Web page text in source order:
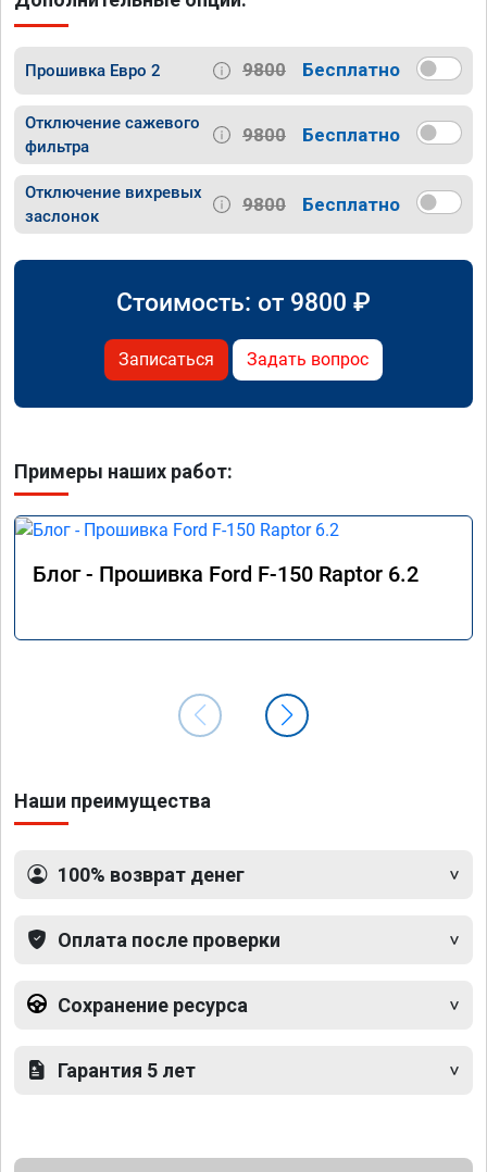
Прошивка Евро 2 9800 Бесплатно
Отключение сажевого
фильтра
9800 Бесплатно
Отключение вихревых
заслонок
9800 Бесплатно
Стоимость: от 9800 ₽
Записаться Задать вопрос
Примеры наших работ:
Блог - Прошивка Ford F-150 Raptor 6.2
Наши преимущества
100% возврат денег
Оплата после проверки
Сохранение ресурса
Гарантия 5 лет